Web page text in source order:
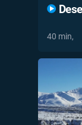
40 min,